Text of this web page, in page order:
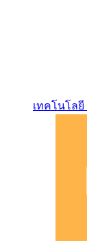
เทคโนโลยี